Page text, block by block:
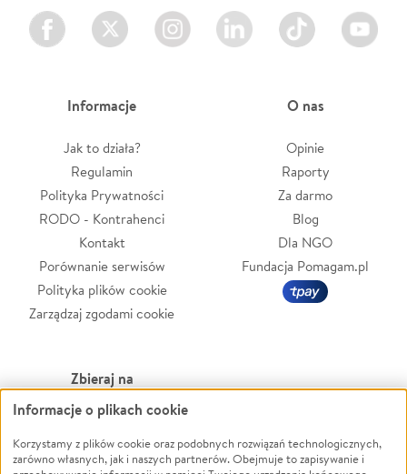
Facebook Twitter Instagram LinkedIn TikTok Youtube
Informacje
Jak to działa?
Regulamin
Polityka Prywatności
RODO - Kontrahenci
Kontakt
Porównanie serwisów
Polityka plików cookie
Zarządzaj zgodami cookie
O nas
Opinie
Raporty
Za darmo
Blog
Dla NGO
Fundacja Pomagam.pl
Zbieraj na
Leczenie
Zwierzęta
Pożar
Powódź
Wichura
Informacje o plikach cookie
Korzystamy z plików cookie oraz podobnych rozwiązań technologicznych,
zarówno własnych, jak i naszych partnerów. Obejmuje to zapisywanie i